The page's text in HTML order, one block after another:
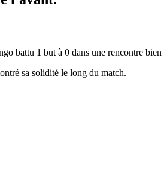
battu 1 but à 0 dans une rencontre bien
sa solidité le long du match.